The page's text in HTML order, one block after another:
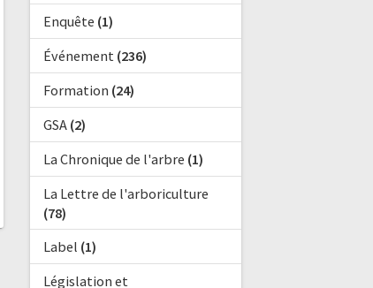
Enquête (1)
Événement(236)
Formation (24)
GSA(2)
La Chronique de l'arbre (1)
La Lettre de l'arboriculture
(78)
Label (1)
Législation et